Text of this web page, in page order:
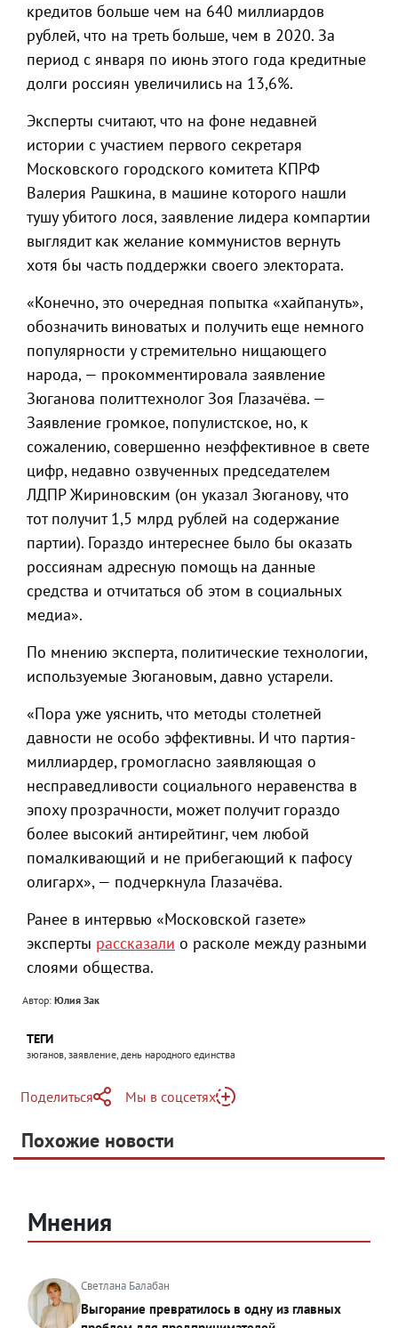
кредитов больше чем на 640 миллиардов
рублей, что на треть больше, чем в 2020. За
период с января по июнь этого года кредитные
долги россиян увеличились на 13,6%.
Эксперты считают, что на фоне недавней
истории с участием первого секретаря
Московского городского комитета КПРФ
Валерия Рашкина, в машине которого нашли
тушу убитого лося, заявление лидера компартии
выглядит как желание коммунистов вернуть
хотя бы часть поддержки своего электората.
«Конечно, это очередная попытка «хайпануть»,
обозначить виноватых и получить еще немного
популярности у стремительно нищающего
народа, — прокомментировала заявление
Зюганова политтехнолог Зоя Глазачёва. —
Заявление громкое, популистское, но, к
сожалению, совершенно неэффективное в свете
цифр, недавно озвученных председателем
ЛДПР Жириновским (он указал Зюганову, что
тот получит 1,5 млрд рублей на содержание
партии). Гораздо интереснее было бы оказать
россиянам адресную помощь на данные
средства и отчитаться об этом в социальных
медиа».
По мнению эксперта, политические технологии,
используемые Зюгановым, давно устарели.
«Пора уже уяснить, что методы столетней
давности не особо эффективны. И что партия-
миллиардер, громогласно заявляющая о
несправедливости социального неравенства в
эпоху прозрачности, может получит гораздо
более высокий антирейтинг, чем любой
помалкивающий и не прибегающий к пафосу
олигарх», — подчеркнула Глазачёва.
Ранее в интервью «Московской газете»
эксперты рассказали о расколе между разными
слоями общества.
Автор: Юлия Зак
ТЕГИ
зюганов, заявление, день народного единства
Поделиться
Telegram
Одноклассники
Мы в соцсетях
Яндекс Дзен
Похожие новости
Мнения
Светлана Балабан
Выгорание превратилось в одну из главных